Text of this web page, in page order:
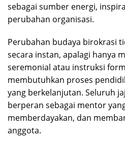
sebagai sumber energi,
perubahan organisasi.
Perubahan budaya birokrasi
secara instan, apalagi hanya
seremonial atau instruksi
membutuhkan proses
yang berkelanjutan. Seluruh
berperan sebagai mentor
memberdayakan, dan
anggota.